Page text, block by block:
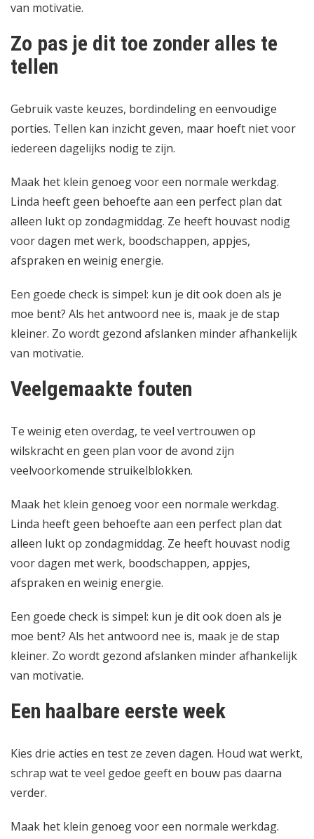
van motivatie.
Zo pas je dit toe zonder alles te
tellen
Gebruik vaste keuzes, bordindeling en eenvoudige
porties. Tellen kan inzicht geven, maar hoeft niet voor
iedereen dagelijks nodig te zijn.
Maak het klein genoeg voor een normale werkdag.
Linda heeft geen behoefte aan een perfect plan dat
alleen lukt op zondagmiddag. Ze heeft houvast nodig
voor dagen met werk, boodschappen, appjes,
afspraken en weinig energie.
Een goede check is simpel: kun je dit ook doen als je
moe bent? Als het antwoord nee is, maak je de stap
kleiner. Zo wordt gezond afslanken minder afhankelijk
van motivatie.
Veelgemaakte fouten
Te weinig eten overdag, te veel vertrouwen op
wilskracht en geen plan voor de avond zijn
veelvoorkomende struikelblokken.
Maak het klein genoeg voor een normale werkdag.
Linda heeft geen behoefte aan een perfect plan dat
alleen lukt op zondagmiddag. Ze heeft houvast nodig
voor dagen met werk, boodschappen, appjes,
afspraken en weinig energie.
Een goede check is simpel: kun je dit ook doen als je
moe bent? Als het antwoord nee is, maak je de stap
kleiner. Zo wordt gezond afslanken minder afhankelijk
van motivatie.
Een haalbare eerste week
Kies drie acties en test ze zeven dagen. Houd wat werkt,
schrap wat te veel gedoe geeft en bouw pas daarna
verder.
Maak het klein genoeg voor een normale werkdag.